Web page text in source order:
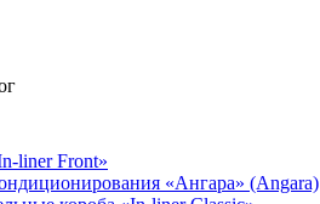
liner Front»
«Ангара» (Angara)